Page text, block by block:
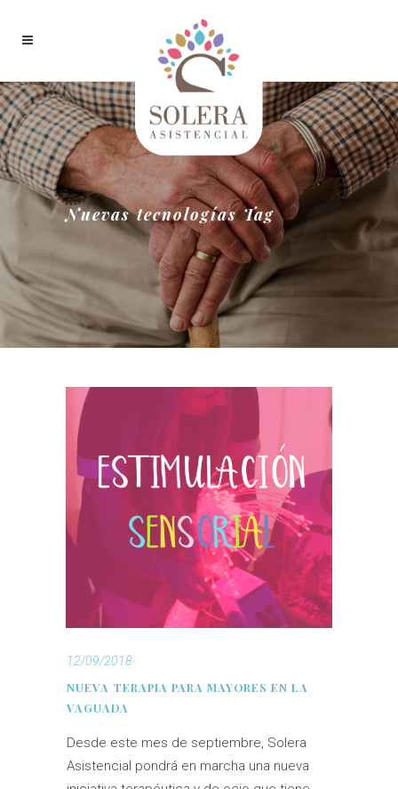
Nuevas tecnologías Tag
12/09/2018
NUEVA TERAPIA PARA MAYORES EN LA
VAGUADA
Desde este mes de septiembre, Solera
Asistencial pondrá en marcha una nueva